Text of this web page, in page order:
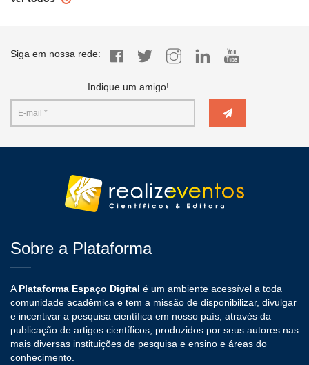
Siga em nossa rede:
Indique um amigo!
Sobre a Plataforma
A Plataforma Espaço Digital é um ambiente acessível a toda
comunidade acadêmica e tem a missão de disponibilizar, divulgar
e incentivar a pesquisa científica em nosso país, através da
publicação de artigos científicos, produzidos por seus autores nas
mais diversas instituições de pesquisa e ensino e áreas do
conhecimento.